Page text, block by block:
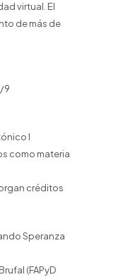
virtual. El
de más de
9
I
como materia
créditos
Speranza
(FAPyD